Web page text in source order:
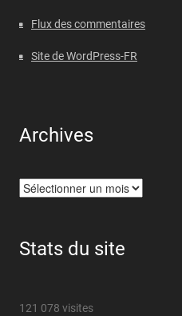
Flux des commentaires
Site de WordPress-FR
Archives
Archives
Stats du site
121 078 visites